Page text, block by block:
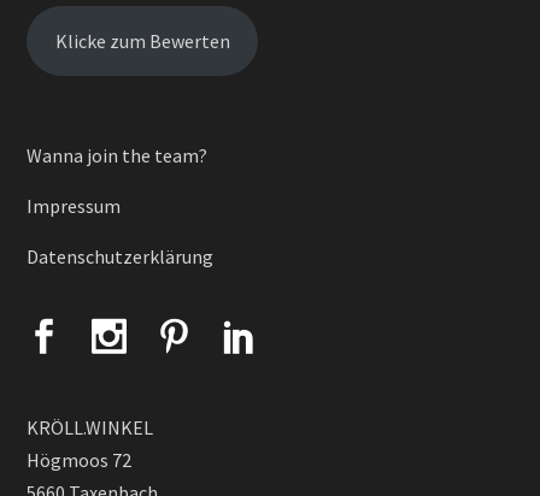
Klicke zum Bewerten
Wanna join the team?
Impressum
Datenschutzerklärung
KRÖLL.WINKEL
Högmoos 72